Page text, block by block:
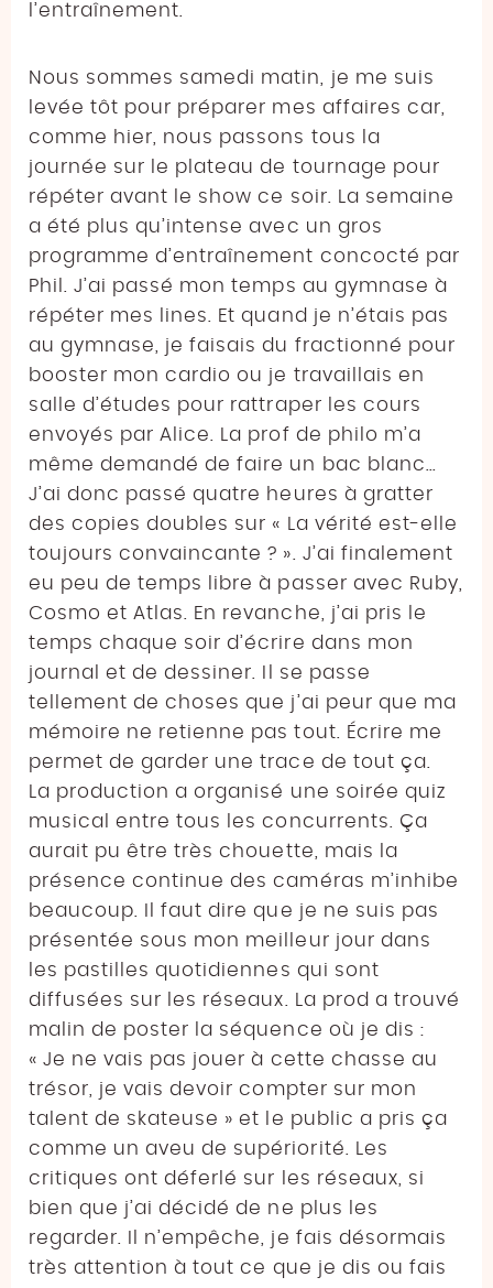
l’entraînement.
Nous sommes samedi matin, je me suis
levée tôt pour préparer mes affaires car,
comme hier, nous passons tous la
journée sur le plateau de tournage pour
répéter avant le show ce soir. La semaine
a été plus qu’intense avec un gros
programme d’entraînement concocté par
Phil. J’ai passé mon temps au gymnase à
répéter mes lines. Et quand je n’étais pas
au gymnase, je faisais du fractionné pour
booster mon cardio ou je travaillais en
salle d’études pour rattraper les cours
envoyés par Alice. La prof de philo m’a
même demandé de faire un bac blanc…
J’ai donc passé quatre heures à gratter
des copies doubles sur « La vérité est-elle
toujours convaincante ? ». J’ai finalement
eu peu de temps libre à passer avec Ruby,
Cosmo et Atlas. En revanche, j’ai pris le
temps chaque soir d’écrire dans mon
journal et de dessiner. Il se passe
tellement de choses que j’ai peur que ma
mémoire ne retienne pas tout. Écrire me
permet de garder une trace de tout ça.
La production a organisé une soirée quiz
musical entre tous les concurrents. Ça
aurait pu être très chouette, mais la
présence continue des caméras m’inhibe
beaucoup. Il faut dire que je ne suis pas
présentée sous mon meilleur jour dans
les pastilles quotidiennes qui sont
diffusées sur les réseaux. La prod a trouvé
malin de poster la séquence où je dis :
« Je ne vais pas jouer à cette chasse au
trésor, je vais devoir compter sur mon
talent de skateuse » et le public a pris ça
comme un aveu de supériorité. Les
critiques ont déferlé sur les réseaux, si
bien que j’ai décidé de ne plus les
regarder. Il n’empêche, je fais désormais
très attention à tout ce que je dis ou fais